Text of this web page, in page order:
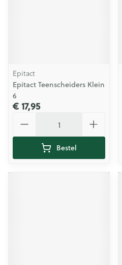
Epitact
Epitact Teenscheiders Klein
6
€ 17,95
Bestel